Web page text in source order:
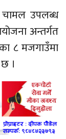
उपलब्ध
अन्तर्गत
८मजगाउँमा
।